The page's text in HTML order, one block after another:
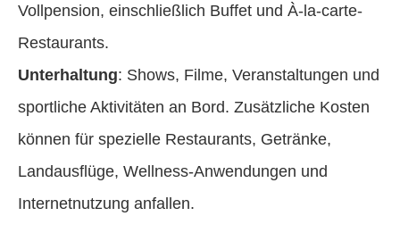
Vollpension, einschließlich Buffet und À-la-carte-
Restaurants.
Unterhaltung: Shows, Filme, Veranstaltungen und
sportliche Aktivitäten an Bord. Zusätzliche Kosten
können für spezielle Restaurants, Getränke,
Landausflüge, Wellness-Anwendungen und
Internetnutzung anfallen.